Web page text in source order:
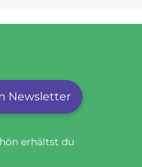
Newsletter
erhältst du